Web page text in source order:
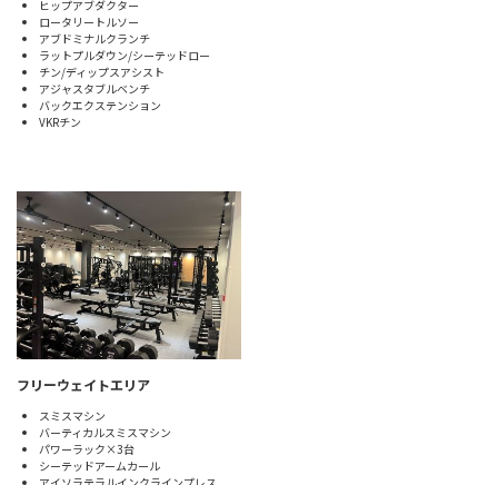
ヒップアブダクター
ロータリートルソー
アブドミナルクランチ
ラットプルダウン/シーテッドロー
チン/ディップスアシスト
アジャスタブルベンチ
バックエクステンション
VKRチン
フリーウェイトエリア
スミスマシン
バーティカルスミスマシン
パワーラック×3台
シーテッドアームカール